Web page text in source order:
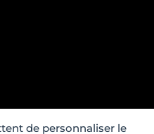
de personnaliser le